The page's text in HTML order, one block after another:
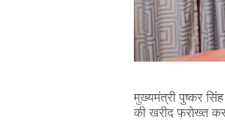
मुख्यमंत्री पुष्कर
की खरीद फरोख्त